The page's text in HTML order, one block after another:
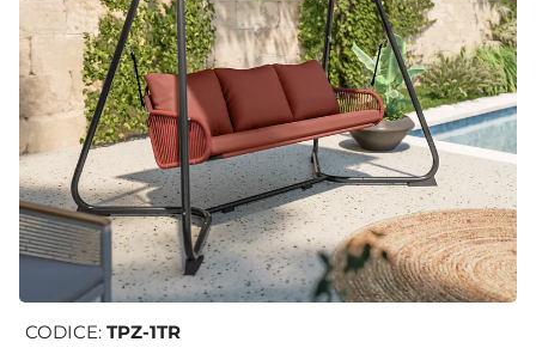
CODICE: TPZ-1TR